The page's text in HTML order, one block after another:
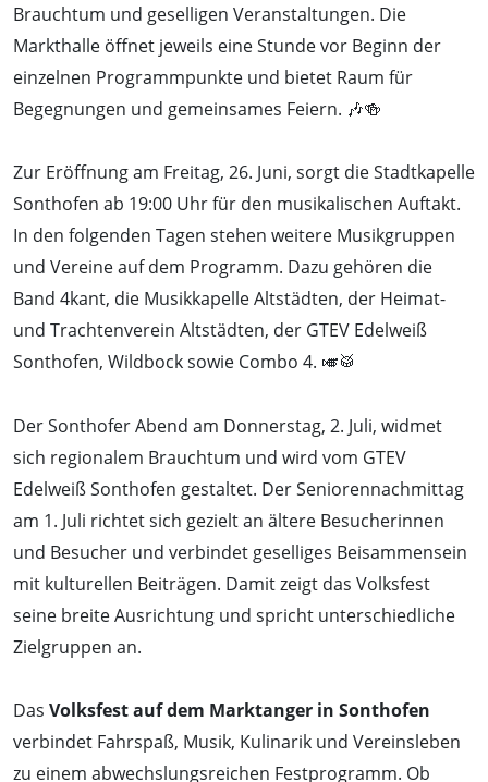
Brauchtum und geselligen Veranstaltungen. Die
Markthalle öffnet jeweils eine Stunde vor Beginn der
einzelnen Programmpunkte und bietet Raum für
Begegnungen und gemeinsames Feiern. 🎶🍻
Zur Eröffnung am Freitag, 26. Juni, sorgt die Stadtkapelle
Sonthofen ab 19:00 Uhr für den musikalischen Auftakt.
In den folgenden Tagen stehen weitere Musikgruppen
und Vereine auf dem Programm. Dazu gehören die
Band 4kant, die Musikkapelle Altstädten, der Heimat-
und Trachtenverein Altstädten, der GTEV Edelweiß
Sonthofen, Wildbock sowie Combo 4. 🎺🥁
Der Sonthofer Abend am Donnerstag, 2. Juli, widmet
sich regionalem Brauchtum und wird vom GTEV
Edelweiß Sonthofen gestaltet. Der Seniorennachmittag
am 1. Juli richtet sich gezielt an ältere Besucherinnen
und Besucher und verbindet geselliges Beisammensein
mit kulturellen Beiträgen. Damit zeigt das Volksfest
seine breite Ausrichtung und spricht unterschiedliche
Zielgruppen an.
Das Volksfest auf dem Marktanger in Sonthofen
verbindet Fahrspaß, Musik, Kulinarik und Vereinsleben
zu einem abwechslungsreichen Festprogramm. Ob